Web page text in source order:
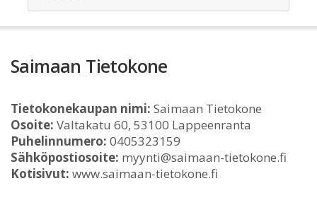
Saimaan Tietokone
Tietokonekaupan nimi: Saimaan Tietokone
Osoite: Valtakatu 60, 53100 Lappeenranta
Puhelinnumero: 0405323159
Sähköpostiosoite: myynti@saimaan-tietokone.fi
Kotisivut: www.saimaan-tietokone.fi